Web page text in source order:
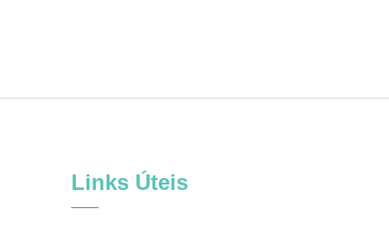
Links Úteis